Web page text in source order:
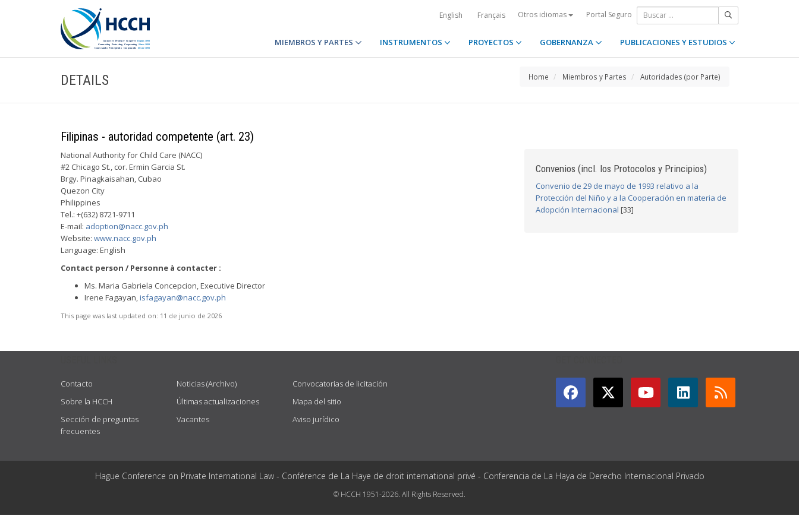
English Français Otros idiomas Portal Seguro
MIEMBROS Y PARTES INSTRUMENTOS PROYECTOS GOBERNANZA PUBLICACIONES Y ESTUDIOS
DETAILS Home Miembros y Partes Autoridades (por Parte)
Filipinas - autoridad competente (art. 23)
National Authority for Child Care (NACC)
#2 Chicago St., cor. Ermin Garcia St.
Brgy. Pinagkaisahan, Cubao
Quezon City
Philippines
Tel.: +(632) 8721-9711
E-mail: adoption@nacc.gov.ph
Website: www.nacc.gov.ph
Language: English
Contact person / Personne à contacter :
Ms. Maria Gabriela Concepcion, Executive Director
Irene Fagayan,isfagayan@nacc.gov.ph
This page was last updated on: 11 de junio de 2026
Convenios (incl. los Protocolos y Principios)
Convenio de 29 de mayo de 1993 relativo a la
Protección del Niño y a la Cooperación en materia de
Adopción Internacional [33]
Contacto
Sobre la HCCH
Sección de preguntas
frecuentes
Noticias (Archivo)
Últimas actualizaciones
Vacantes
Convocatorias de licitación
Mapa del sitio
Aviso jurídico
Hague Conference on Private International Law - Conférence de La Haye de droit international privé - Conferencia de La Haya de Derecho Internacional Privado
© HCCH 1951-2026. All Rights Reserved.